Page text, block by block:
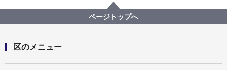
保土ケ谷区公式インスタグラムフォトコンテスト2026
ページトップへ
区のメニュー